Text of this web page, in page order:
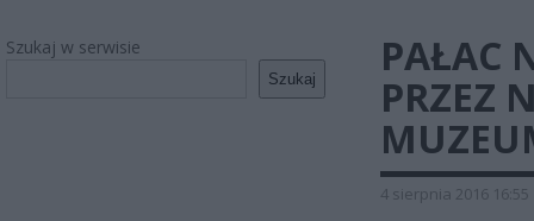
Szukaj w serwisie
Szukaj
PAŁAC
PRZEZ
4 sierpnia 2016 16:55